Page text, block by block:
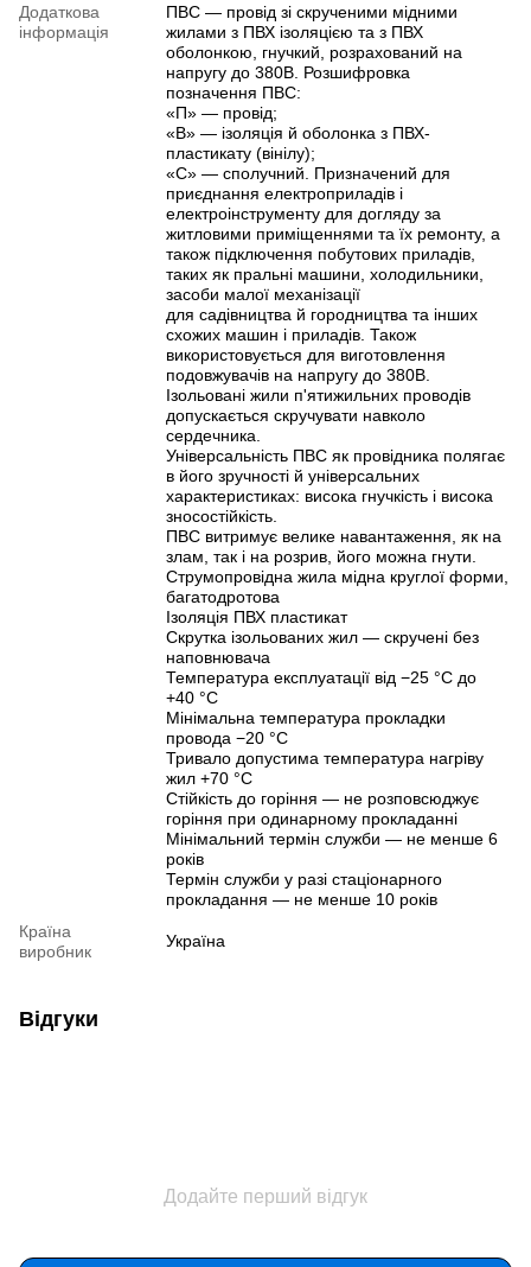
Додаткова
інформація
ПВС — провід зі скрученими мідними
жилами з ПВХ ізоляцією та з ПВХ
оболонкою, гнучкий, розрахований на
напругу до 380В. Розшифровка
позначення ПВС:
«П» — провід;
«В» — ізоляція й оболонка з ПВХ-
пластикату (вінілу);
«С» — сполучний. Призначений для
приєднання електроприладів і
електроінструменту для догляду за
житловими приміщеннями та їх ремонту, а
також підключення побутових приладів,
таких як пральні машини, холодильники,
засоби малої механізації
для садівництва й городництва та інших
схожих машин і приладів. Також
використовується для виготовлення
подовжувачів на напругу до 380В.
Ізольовані жили п'ятижильних проводів
допускається скручувати навколо
сердечника.
Універсальність ПВС як провідника полягає
в його зручності й універсальних
характеристиках: висока гнучкість і висока
зносостійкість.
ПВС витримує велике навантаження, як на
злам, так і на розрив, його можна гнути.
Струмопровідна жила мідна круглої форми,
багатодротова
Ізоляція ПВХ пластикат
Скрутка ізольованих жил — скручені без
наповнювача
Температура експлуатації від −25 °C до
+40 °C
Мінімальна температура прокладки
провода −20 °C
Тривало допустима температура нагріву
жил +70 °C
Стійкість до горіння — не розповсюджує
горіння при одинарному прокладанні
Мінімальний термін служби — не менше 6
років
Термін служби у разі стаціонарного
прокладання — не менше 10 років
Країна
виробник
Україна
Відгуки
Додайте перший відгук